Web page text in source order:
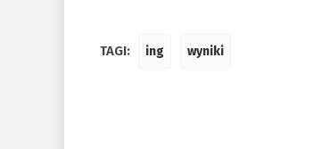
TAGI: ing wyniki